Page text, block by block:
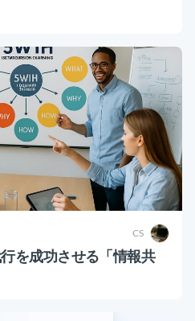
CS
を成功させる「情報共